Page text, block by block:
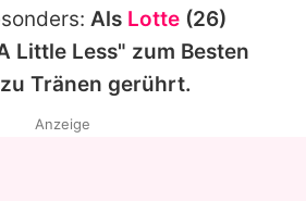
Als Lotte (26)
Little Less" zum Besten
zu Tränen gerührt.
Anzeige